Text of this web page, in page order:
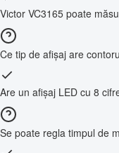
Victor VC3165 poate
Ce tip de afișaj are
Are un afișaj LED cu 8
Se poate regla timpul de